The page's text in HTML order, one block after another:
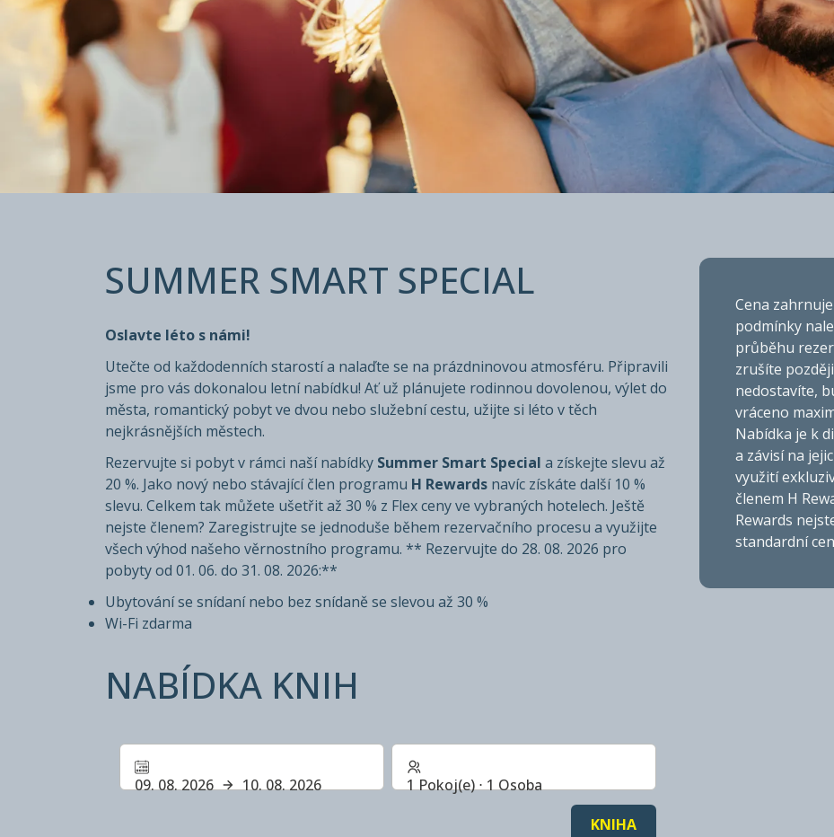
SUMMER SMART
Přenocování bez/incl. snídaně
SUMMER SMART SPECIAL
Oslavte léto s námi!
Utečte od každodenních starostí a nalaďte se na prázdninovou atmosféru. Připravili
jsme pro vás dokonalou letní nabídku! Ať už plánujete rodinnou dovolenou, výlet do
města, romantický pobyt ve dvou nebo služební cestu, užijte si léto v těch
nejkrásnějších městech.
Rezervujte si pobyt v rámci naší nabídky Summer Smart Special a získejte slevu až
20 %. Jako nový nebo stávající člen programu H Rewards navíc získáte další 10 %
slevu. Celkem tak můžete ušetřit až 30 % z Flex ceny ve vybraných hotelech. Ještě
nejste členem? Zaregistrujte se jednoduše během rezervačního procesu a využijte
všech výhod našeho věrnostního programu. ** Rezervujte do 28. 08. 2026 pro
pobyty od 01. 06. do 31. 08. 2026:**
Ubytování se snídaní nebo bez snídaně se slevou až 30 %
Wi-Fi zdarma
NABÍDKA KNIH
09. 08. 2026 10. 08. 2026
1 Pokoj(e) ⋅ 1 Osoba
KNIHA
Cena
podmínky
průběhu
zrušíte
nedostavíte,
vráceno
Nabídka je k
a závisí na
využití
členem H
Rewards
standardní